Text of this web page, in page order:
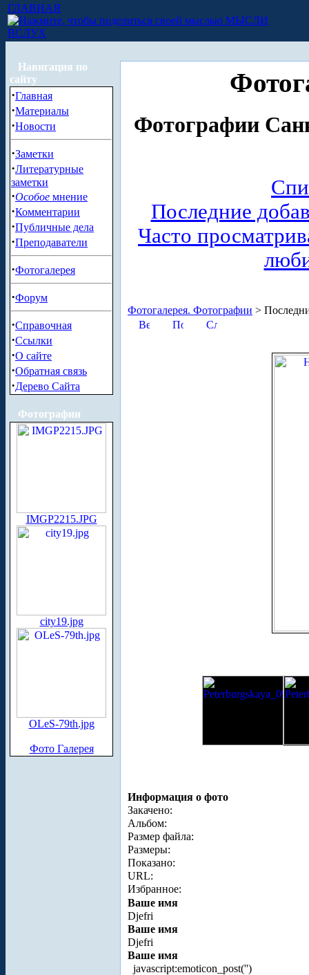
ГЛАВНАЯ
МЫСЛИ
ВСЛУХ
Навигация по
сайту
·Главная
·Материалы
·Новости
·Заметки
·Литературные
заметки
·Особое мнение
·Комментарии
·Публичные дела
·Преподаватели
·Фотогалерея
·Форум
·Справочная
·Ссылки
·О сайте
·Обратная связь
·Дерево Сайта
Фотографии
IMGP2215.JPG
city19.jpg
OLeS-79th.jpg
Фото Галерея
Фотографии
Последние
Часто
Фотогалерея. Фотографии >
Информация о фото
Закачено:
Альбом:
Размер файла:
Размеры:
Показано:
URL:
Избранное:
Ваше имя
Djefri
Ваше имя
Djefri
Ваше имя
javascript:emoticon_post('')